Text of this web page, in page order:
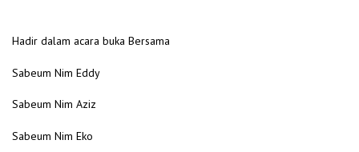
Hadir dalam acara buka Bersama
Sabeum Nim Eddy
Sabeum Nim Aziz
Sabeum Nim Eko